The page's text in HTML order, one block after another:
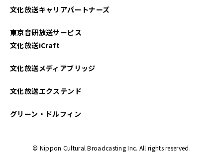
文化放送キャリアパートナーズ
東京音研放送サービス
文化放送iCraft
文化放送メディアブリッジ
文化放送エクステンド
グリーン・ドルフィン
© Nippon Cultural Broadcasting Inc. All rights reserved.